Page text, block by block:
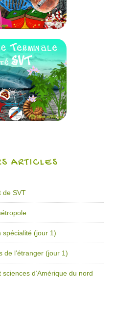
ARTICLES
de SVT
spécialité (jour 1)
de l’étranger (jour 1)
d’Amérique du nord